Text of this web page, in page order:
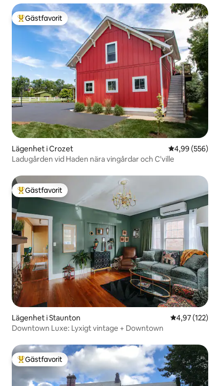
Populär gästfavorit
Gästfavorit
Lägenhet i Crozet 4,99 av 5 i
4,99 (556)
Ladugården vid Haden nära vingårdar och C'ville
Populär gästfavorit
Gästfavorit
Lägenhet i Staunton 4,97 av 5 i
4,97 (122)
Downtown Luxe: Lyxigt vintage + Downtown
Populär gästfavorit
Gästfavorit